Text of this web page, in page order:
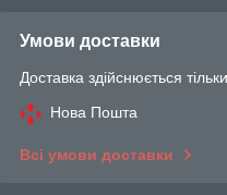
Умови доставки
Доставка здійснюється
Нова Пошта
Всі умови доставки